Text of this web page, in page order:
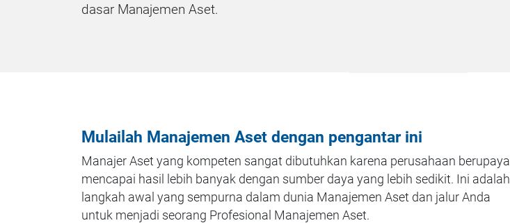
dasar Manajemen Aset.
Mulailah Manajemen Aset dengan pengantar ini
Manajer Aset yang kompeten sangat dibutuhkan karena perusahaan berupaya
mencapai hasil lebih banyak dengan sumber daya yang lebih sedikit. Ini adalah
langkah awal yang sempurna dalam dunia Manajemen Aset dan jalur Anda
untuk menjadi seorang Profesional Manajemen Aset.